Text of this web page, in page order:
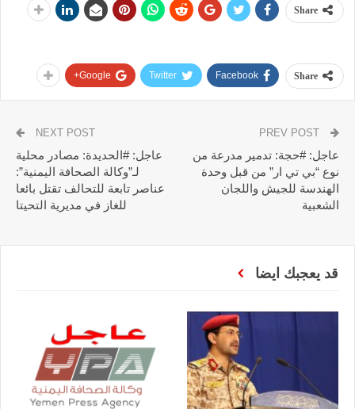
Share
Share
Facebook
Twitter
Google+
عاجل: #حجة: تدمير مدرعة من
نوع “بي تي ار” من قبل وحدة
الهندسة للجيش واللجان
الشعبية
NEXT POST
عاجل: #الحديدة: مصادر محلية
لـ”وكالة الصحافة اليمنية”:
عناصر تابعة للتحالف تقتل بائعا
للغاز في مديرية التحيتا
قد يعجبك ايضا